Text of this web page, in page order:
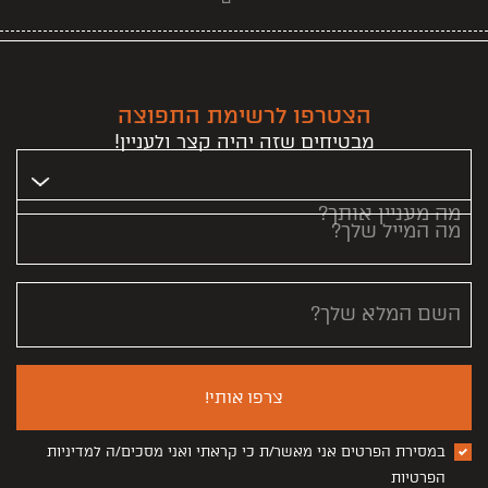
הצטרפו לרשימת התפוצה
מבטיחים שזה יהיה קצר ולעניין!
מה מעניין אותך?
מה המייל שלך?
השם המלא שלך?
צרפו אותי!
במסירת הפרטים אני מאשר/ת כי קראתי ואני מסכים/ה למדיניות
הפרטיות